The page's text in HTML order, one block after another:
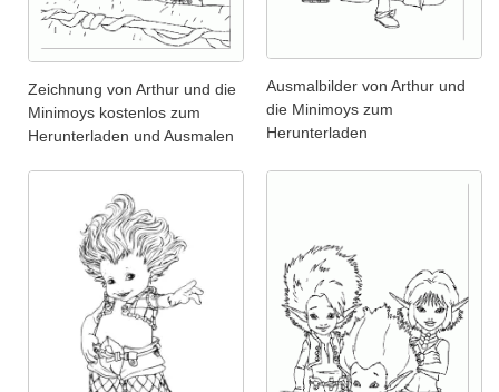
Zeichnung von Arthur und die
Minimoys kostenlos zum
Herunterladen und Ausmalen
Ausmalbilder von Arthur und
die Minimoys zum
Herunterladen